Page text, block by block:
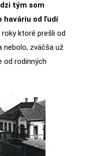
tým som
haváriu od ľudí
ktoré prešli od
nebolo, zväčša už
od rodinných